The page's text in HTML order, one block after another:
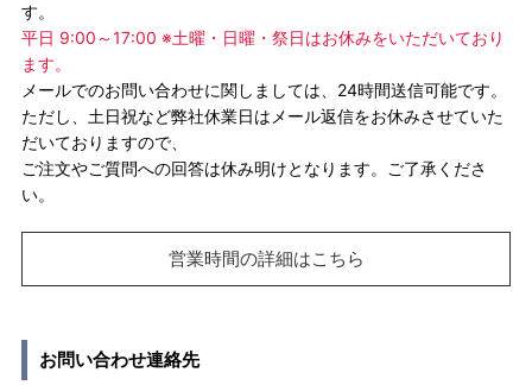
す。
平日 9:00～17:00 ※土曜・日曜・祭日はお休みをいただいており
ます。
メールでのお問い合わせに関しましては、24時間送信可能です。
ただし、土日祝など弊社休業日はメール返信をお休みさせていた
だいておりますので、
ご注文やご質問への回答は休み明けとなります。ご了承くださ
い。
営業時間の詳細はこちら
お問い合わせ連絡先